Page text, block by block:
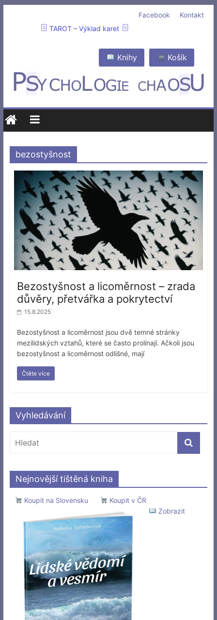
Kontakt
Facebook
TAROT – Výklad karet
Košík
Knihy
bezostyšnost
Bezostyšnost a licoměrnost – zrada
důvěry, přetvářka a pokrytectví
15.8.2025
Bezostyšnost a licoměrnost jsou dvě temné stránky
mezilidských vztahů, které se často prolínají. Ačkoli jsou
bezostyšnost a licoměrnost odlišné, mají
Čtěte více
Vyhledávání
Nejnovější tištěná kniha
Koupit na Slovensku
Koupit v ČR
Zobrazit